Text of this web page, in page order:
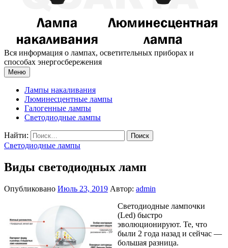
Вся информация о лампах, осветительных приборах и
способах энергосбережения
Меню
Лампы накаливания
Люминесцентные лампы
Галогенные лампы
Светодиодные лампы
Найти:
Светодиодные лампы
Виды светодиодных ламп
Опубликовано Июль 23, 2019 Автор: admin
Светодиодные лампочки
(Led) быстро
эволюционируют. Те, что
были 2 года назад и сейчас —
большая разница.